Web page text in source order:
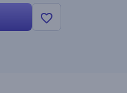
каналов и